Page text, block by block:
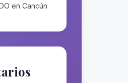
en Cancún